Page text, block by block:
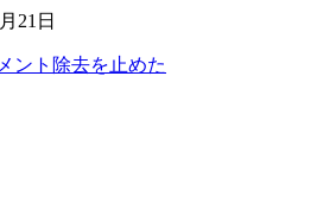
21日
ント除去を止めた